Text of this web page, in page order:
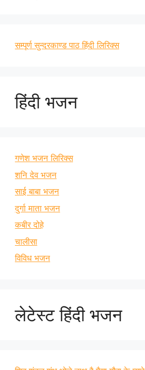
सम्पूर्ण सुन्दरकाण्ड पाठ हिंदी लिरिक्स
हिंदी भजन
गणेश भजन लिरिक्स
शनि देव भजन
साई बाबा भजन
दुर्गा माता भजन
कबीर दोहे
चालीसा
विविध भजन
लेटेस्ट हिंदी भजन